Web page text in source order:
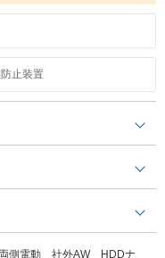
止装置
両側電動 社外AW HDDナ